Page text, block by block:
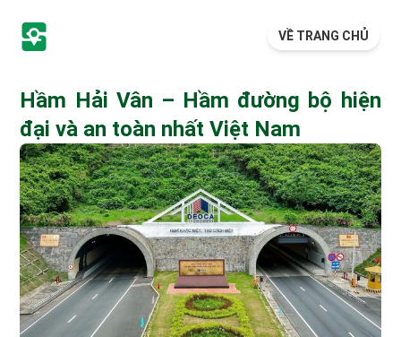
VỀ TRANG CHỦ
Hầm Hải Vân – Hầm đường bộ hiện
đại và an toàn nhất Việt Nam